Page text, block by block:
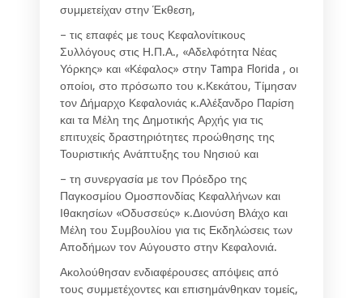
συμμετείχαν στην Έκθεση,
– τις επαφές με τους Κεφαλονίτικους
Συλλόγους στις Η.Π.Α., «Αδελφότητα Νέας
Υόρκης» και «Κέφαλος» στην Tampa Florida , οι
οποίοι, στο πρόσωπο του κ.Κεκάτου, Τίμησαν
τον Δήμαρχο Κεφαλονιάς κ.Αλέξανδρο Παρίση
και τα Μέλη της Δημοτικής Αρχής για τις
επιτυχείς δραστηριότητες προώθησης της
Τουριστικής Ανάπτυξης του Νησιού και
– τη συνεργασία με τον Πρόεδρο της
Παγκοσμίου Ομοσπονδίας Κεφαλλήνων και
Ιθακησίων «Οδυσσεύς» κ.Διονύση Βλάχο και
Μέλη του Συμβουλίου για τις Εκδηλώσεις των
Αποδήμων τον Αύγουστο στην Κεφαλονιά.
Ακολούθησαν ενδιαφέρουσες απόψεις από
τους συμμετέχοντες και επισημάνθηκαν τομείς,